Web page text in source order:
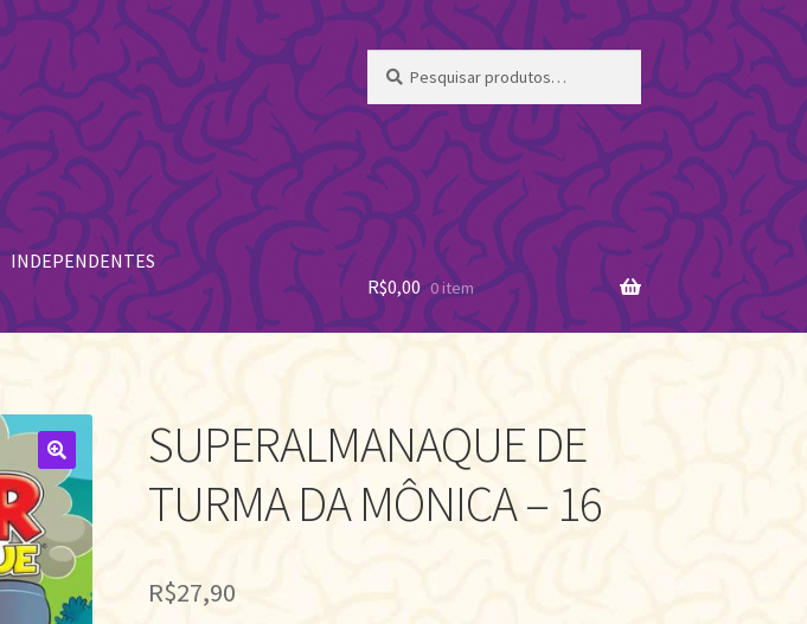
por:
INDEPENDENTES
R$0,00 0 item
🔍
SUPERALMANAQUE DE
TURMA DA MÔNICA – 16
R$27,90